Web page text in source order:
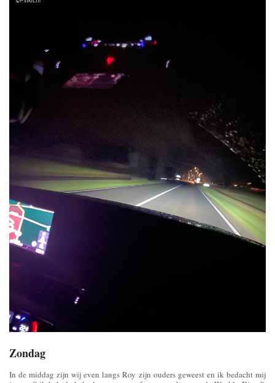
Zondag
In de middag zijn wij even langs Roy zijn ouders geweest en ik bedacht mij